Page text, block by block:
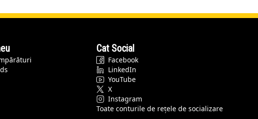
Cat Social
Facebook
LinkedIn
YouTube
X
Instagram
Toate conturile de rețele de socializare